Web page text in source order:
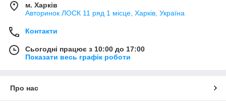
м. Харків
Авторинок ЛОСК 11 ряд 1 місце, Харків, Україна
Контакти
Сьогодні працює з 10:00 до 17:00
Показати весь графік роботи
Про нас